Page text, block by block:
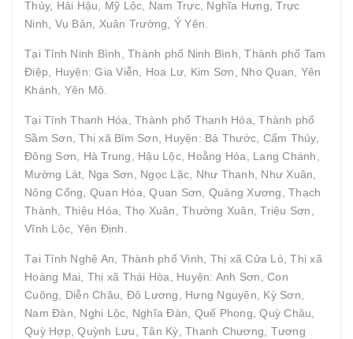
Thủy, Hải Hậu, Mỹ Lộc, Nam Trực, Nghĩa Hưng, Trực
Ninh, Vụ Bản, Xuân Trường, Ý Yên.
Tại Tỉnh Ninh Bình, Thành phố Ninh Bình, Thành phố Tam
Điệp, Huyện: Gia Viễn, Hoa Lư, Kim Sơn, Nho Quan, Yên
Khánh, Yên Mô.
Tại Tỉnh Thanh Hóa, Thành phố Thanh Hóa, Thành phố
Sầm Sơn, Thị xã Bỉm Sơn, Huyện: Bá Thước, Cẩm Thủy,
Đông Sơn, Hà Trung, Hậu Lộc, Hoằng Hóa, Lang Chánh,
Mường Lát, Nga Sơn, Ngọc Lặc, Như Thanh, Như Xuân,
Nông Cống, Quan Hóa, Quan Sơn, Quảng Xương, Thạch
Thành, Thiệu Hóa, Thọ Xuân, Thường Xuân, Triệu Sơn,
Vĩnh Lộc, Yên Định.
Tại Tỉnh Nghệ An, Thành phố Vinh, Thị xã Cửa Lò, Thị xã
Hoàng Mai, Thị xã Thái Hòa, Huyện: Anh Sơn, Con
Cuông, Diễn Châu, Đô Lương, Hưng Nguyên, Kỳ Sơn,
Nam Đàn, Nghi Lộc, Nghĩa Đàn, Quế Phong, Quỳ Châu,
Quỳ Hợp, Quỳnh Lưu, Tân Kỳ, Thanh Chương, Tương